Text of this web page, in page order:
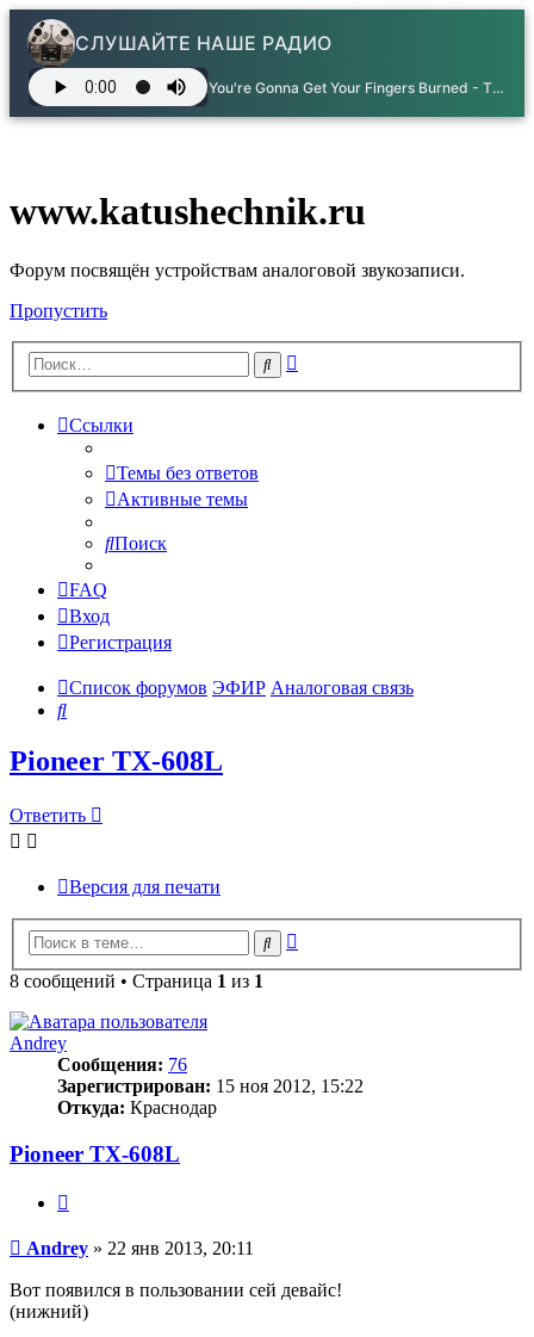
СЛУШАЙТЕ НАШЕ РАДИО
You're Gonna Get Your Fingers Burned - The Alan Parsons Project
www.katushechnik.ru
Форум посвящён устройствам аналоговой звукозаписи.
Пропустить
Поиск
Ссылки
Темы без ответов
Активные темы
Поиск
FAQ
Вход
Регистрация
Список форумов ЭФИР Аналоговая связь
Поиск
Pioneer TX-608L
Ответить
Версия для печати
Поиск
8 сообщений • Страница 1 из 1
Andrey
Сообщения: 76
Зарегистрирован: 15 ноя 2012, 15:22
Откуда: Краснодар
Pioneer TX-608L
Сообщение
Andrey » 22 янв 2013, 20:11
Вот появился в пользовании сей девайс!
(нижний)